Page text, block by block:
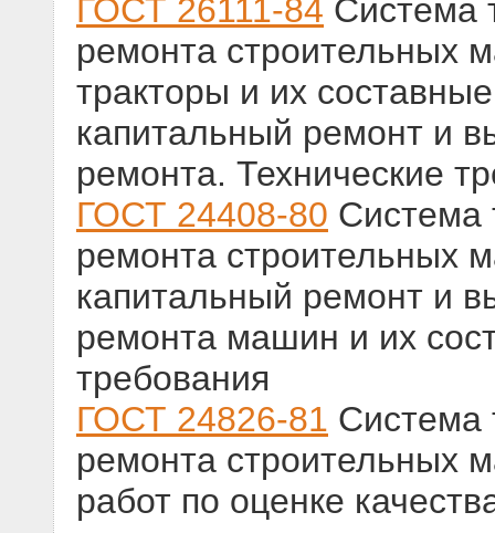
ГОСТ 26111-84 Система
ремонта
тракторы и их
капитальный ремонт и
ремонта. Технические
ГОСТ 24408-80 Система
ремонта строительных
капитальный ремонт и
ремонта машин и их
требования
ГОСТ 24826-81 Система
ремонта строительных
работ по оценке